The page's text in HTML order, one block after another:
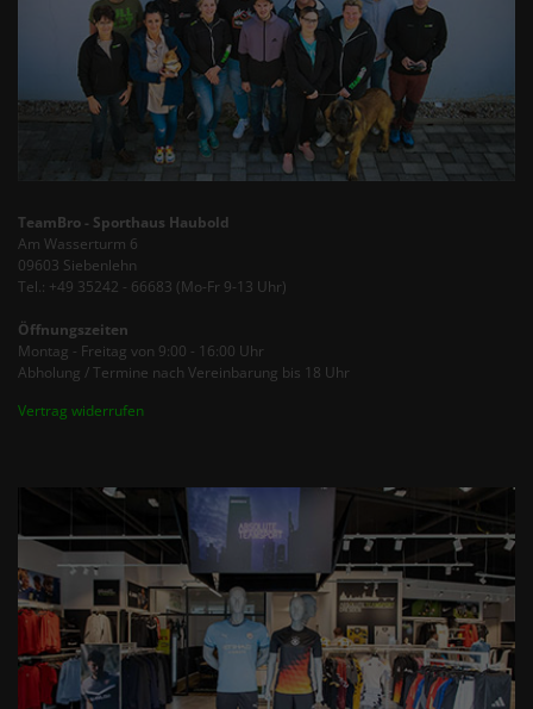
TeamBro - Sporthaus Haubold
Am Wasserturm 6
09603 Siebenlehn
Tel.: +49 35242 - 66683 (Mo-Fr 9-13 Uhr)
Öffnungszeiten
Montag - Freitag von 9:00 - 16:00 Uhr
Abholung / Termine nach Vereinbarung bis 18 Uhr
Vertrag widerrufen